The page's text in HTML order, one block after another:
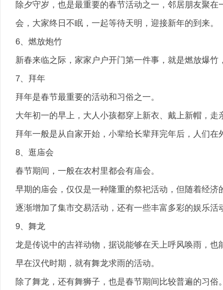
除夕守岁，也是最重要的春节活动之一，邻居朋友聚
会，大家终日不眠，一起等待天明，迎接新年的到来。
6、燃放炮竹
新春来临之际，家家户户开门第一件事，就是燃放爆
7、拜年
拜年是春节最重要的活动和习俗之一。
大年初一的早上，大人小孩都穿上新衣、戴上新帽，
拜年一般是从自家开始，小辈给长辈拜完年后，人们
8、逛庙会
春节期间，一般在农村里都会有庙会。
早期的庙会，仅仅是一种隆重的祭祀活动，但随着经
逐渐增加了集市交易活动，还有一些丰富多彩的娱乐活
9、舞龙
龙是传说中的吉祥动物，据说能够在天上呼风唤雨，也
早在汉代时期，就有舞龙求雨的活动。
除了舞龙，还有舞狮子，也是春节期间比较普遍的习俗